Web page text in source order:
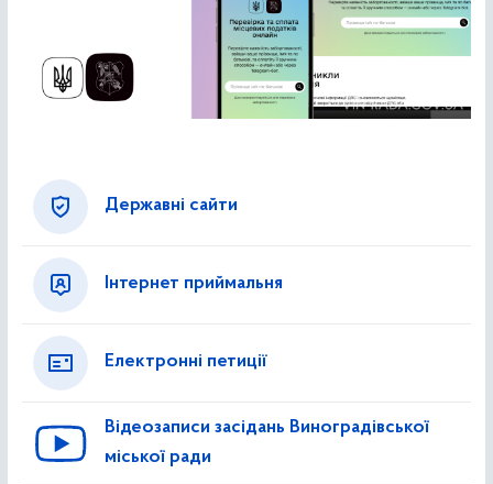
Державні сайти
Інтернет приймальня
Електронні петиції
Відеозаписи засідань Виноградівської
міської ради